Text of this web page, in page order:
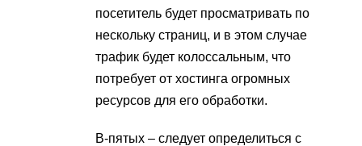
посетитель будет просматривать по
нескольку страниц, и в этом случае
трафик будет колоссальным, что
потребует от хостинга огромных
ресурсов для его обработки.
В-пятых – следует определиться с